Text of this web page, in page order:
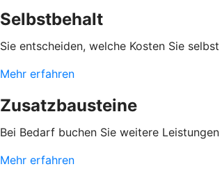
Selbstbehalt
Sie entscheiden, welche Kosten Sie
Mehr erfahren
Zusatzbausteine
Bei Bedarf buchen Sie weitere Leistungen
Mehr erfahren